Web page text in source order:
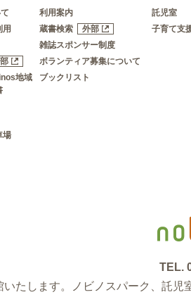
たします。ノビノスパーク、託児
用
地域
場
利用案内
蔵書検索
外部
雑誌スポンサー制度
ボランティア募集について
ブックリスト
託児室
子育て支
TEL.